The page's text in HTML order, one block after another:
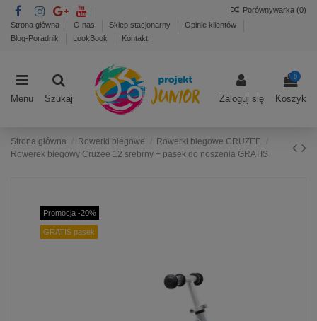
Strona główna O nas Sklep stacjonarny
Opinie klientów
Blog-Poradnik
LookBook Kontakt
Porównywarka (0)
Menu Szukaj Zaloguj się
0
Koszyk
Strona główna Rowerki biegowe
Rowerki biegowe CRUZEE
Rowerek biegowy Cruzee 12 srebrny + pasek do noszenia GRATIS
Promocja -20%
GRATIS pasek